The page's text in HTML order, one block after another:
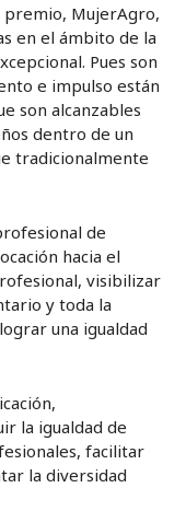
premio, MujerAgro,
en el ámbito de la
Pues son
e impulso están
son alcanzables
dentro de un
tradicionalmente
de
hacia el
visibilizar
y toda la
una igualdad
la igualdad de
facilitar
la diversidad